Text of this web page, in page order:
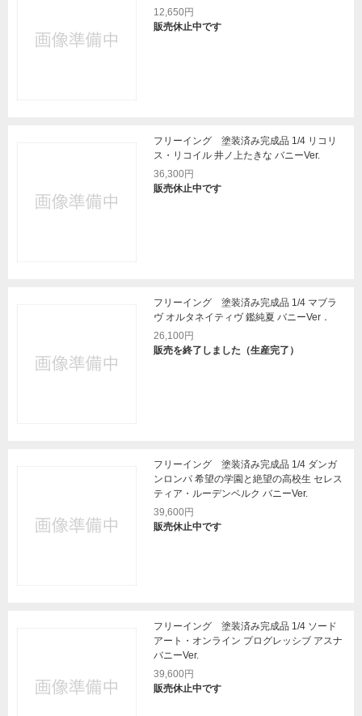
12,650円
販売休止中です
フリーイング 塗装済み完成品 1/4 リコリ
ス・リコイル 井ノ上たきな バニーVer.
36,300円
販売休止中です
フリーイング 塗装済み完成品 1/4 マブラ
ヴ オルタネイティヴ 鑑純夏 バニーVer．
26,100円
販売を終了しました（生産完了）
フリーイング 塗装済み完成品 1/4 ダンガ
ンロンパ 希望の学園と絶望の高校生 セレス
ティア・ルーデンベルク バニーVer.
39,600円
販売休止中です
フリーイング 塗装済み完成品 1/4 ソード
アート・オンライン プログレッシブ アスナ
バニーVer.
39,600円
販売休止中です